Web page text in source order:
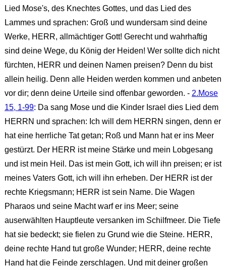
Lied Mose's, des Knechtes Gottes, und das Lied des
Lammes und sprachen: Groß und wundersam sind deine
Werke, HERR, allmächtiger Gott! Gerecht und wahrhaftig
sind deine Wege, du König der Heiden! Wer sollte dich nicht
fürchten, HERR und deinen Namen preisen? Denn du bist
allein heilig. Denn alle Heiden werden kommen und anbeten
vor dir; denn deine Urteile sind offenbar geworden. - 2.Mose
15, 1-99: Da sang Mose und die Kinder Israel dies Lied dem
HERRN und sprachen: Ich will dem HERRN singen, denn er
hat eine herrliche Tat getan; Roß und Mann hat er ins Meer
gestürzt. Der HERR ist meine Stärke und mein Lobgesang
und ist mein Heil. Das ist mein Gott, ich will ihn preisen; er ist
meines Vaters Gott, ich will ihn erheben. Der HERR ist der
rechte Kriegsmann; HERR ist sein Name. Die Wagen
Pharaos und seine Macht warf er ins Meer; seine
auserwählten Hauptleute versanken im Schilfmeer. Die Tiefe
hat sie bedeckt; sie fielen zu Grund wie die Steine. HERR,
deine rechte Hand tut große Wunder; HERR, deine rechte
Hand hat die Feinde zerschlagen. Und mit deiner großen